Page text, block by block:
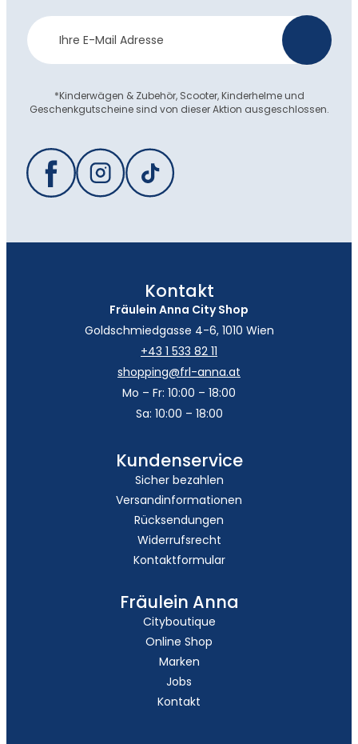
Newsletter
Anmeldung
*Kinderwägen & Zubehör, Scooter, Kinderhelme und
Geschenkgutscheine sind von dieser Aktion ausgeschlossen.
Kontakt
Fräulein Anna City Shop
Goldschmiedgasse 4-6, 1010 Wien
+43 1 533 82 11
shopping@frl-anna.at
Mo – Fr: 10:00 – 18:00
Sa: 10:00 – 18:00
Kundenservice
Sicher bezahlen
Versandinformationen
Rücksendungen
Widerrufsrecht
Kontaktformular
Fräulein Anna
Cityboutique
Online Shop
Marken
Jobs
Kontakt